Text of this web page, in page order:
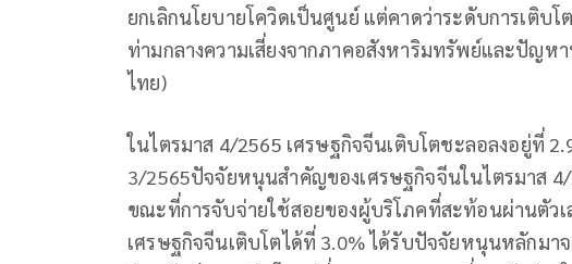
ยกเลิกนโยบายโควิดเป็นศูนย์ แต่คาดว่าระดับการเติบโ
ท่ามกลางความเสี่ยงจากภาคอสังหาริมทรัพย์และปัญห
ไทย)
ในไตรมาส 4/2565 เศรษฐกิจจีนเติบโตชะลอลงอยู่ที่
3/2565ปัจจัยหนุนสำคัญของเศรษฐกิจจีนในไตรมาส
ขณะที่การจับจ่ายใช้สอยของผู้บริโภคที่สะท้อนผ่านตัว
เศรษฐกิจจีนเติบโตได้ที่ 3.0% ได้รับปัจจัยหนุนหลักมา